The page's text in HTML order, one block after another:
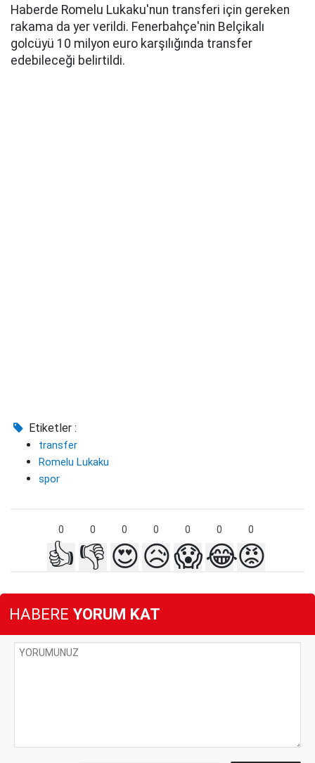
Haberde Romelu Lukaku'nun transferi için gereken
rakama da yer verildi. Fenerbahçe'nin Belçikalı
golcüyü 10 milyon euro karşılığında transfer
edebileceği belirtildi.
Etiketler :
transfer
Romelu Lukaku
spor
0 0 0 0 0 0 0
👍 👎 😍😥😱😂😡
HABERE YORUM KAT